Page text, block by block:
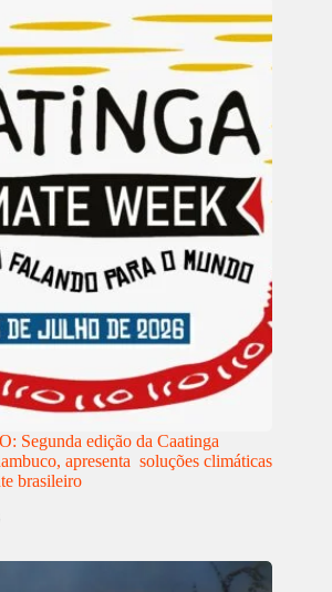
Segunda edição da Caatinga
apresenta soluções climáticas
brasileiro